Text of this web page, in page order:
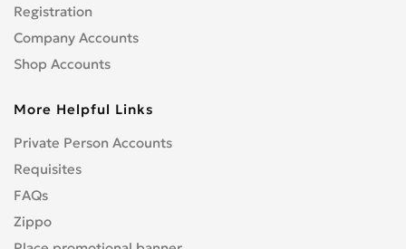
Registration
Company Accounts
Shop Accounts
More Helpful Links
Private Person Accounts
Requisites
FAQs
Zippo